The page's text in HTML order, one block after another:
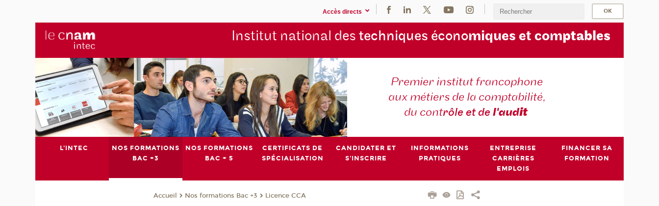
Accès directs
Institut national des techniques économiques et comptables
Premier institut francophone
aux métiers de la comptabilité,
du contrôle et del'audit
L'INTEC
NOS FORMATIONS
BAC +3
NOS FORMATIONS
BAC + 5
CERTIFICATS DE
SPÉCIALISATION
CANDIDATER ET
S'INSCRIRE
INFORMATIONS
PRATIQUES
ENTREPRISE
CARRIÈRES
EMPLOIS
FINANCER SA
FORMATION
Accueil Nos formations Bac +3 Licence CCA